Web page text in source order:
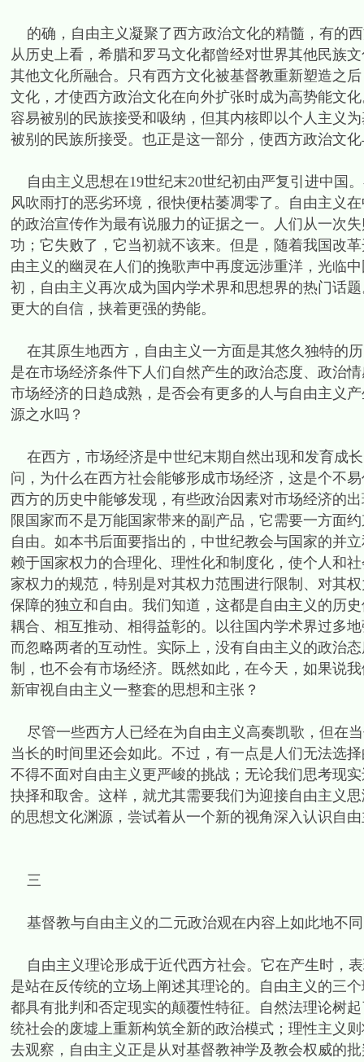
的确，自由主义凝聚了西方政治文化的精髓，有的
从历史上看，希腊和罗马文化都曾经对世界其他民族
其他文化所融合。只有西方文化被基督教重新塑造之
文化，才使西方政治文化在向外扩张时成为高势能文
容易被别的民族接受和吸纳，但其内核即以个人主义
被别的民族所接受。也正是这一部分，使西方政治文
自由主义思想在19世纪末20世纪初由严复引进中国
风吹雨打的恶劣环境，很快便枯萎凋零了。自由主义
的政治宣传作为最有说服力的证据之一。人们从一次
功；它失败了，它当初就不该来。但是，随着我国改
由主义的幽灵在人们的挽歌声中再度远涉重洋，光临
初，自由主义再次成为国内学术界和思想界的热门话
更大的自信，挟着更强的势能。
在其原生地西方，自由主义一方面是其悠久独特的
是在市场经济条件下人们自然产生的政治态度、政治
市场经济的日趋成熟，是否会有更多的人与自由主义
源之水吗？
在西方，市场经济是中世纪末期自然出现和发育成
问，为什么在西方社会能够形成市场经济，这是个不
西方的历史中能够发现，有些政治因素对市场经济的
限国家而不是万能国家带来的副产品，它需要一方面
自由。如本书后面要指出的，中世纪教会与国家的并
赖于国家权力的合理化、理性化和制度化，使个人和
家权力的规范，特别是对其权力范围进行限制、对其
保障的独立和自由。我们知道，这都是自由主义的历
耦合、相互推动、相得益彰的。以往国内学术界过多
而忽略两者的互动性。实际上，没有自由主义的政治
制，也不会有市场经济。既然如此，在今天，如果说
新审视自由主义一整套的思想和主张？
尽管一些西方人已经在为自由主义高奏凯歌，但在
当长的时间里还会如此。不过，有一点是人们无法选
不得不面对自由主义更严峻的挑战；无论我们思考现
抉择和取舍。这样，就尤其需要我们为迎接自由主义
的思想文化渊源，尝试着从一个新的视角深入认识自
三
基督教与自由主义的二元政治观在内容上如此地不
自由主义理论形成于近代西方社会。它在产生时，
是站在反传统的立场上阐述其理论的。自由主义的三
都具有批判和否定现实的颠覆性特征。自然法理论树
统社会的废墟上重新构筑全新的政治模式；理性主义
去观察，自由主义正是从对基督教神学及教会权威的